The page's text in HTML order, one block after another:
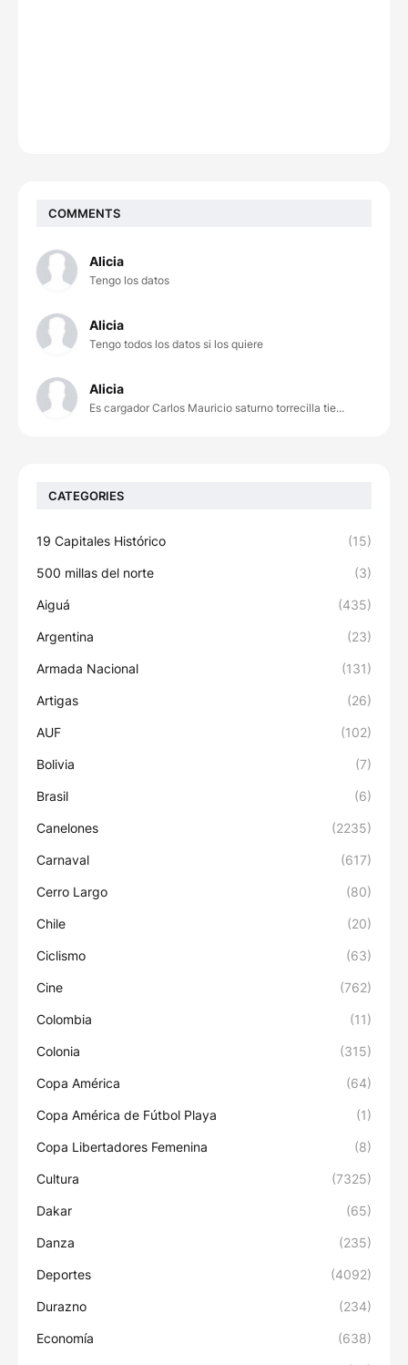
COMMENTS
Alicia
Tengo los datos
Alicia
Tengo todos los datos si los quiere
Alicia
Es cargador Carlos Mauricio saturno torrecilla tie...
CATEGORIES
19 Capitales Histórico (15)
500 millas del norte (3)
Aiguá (435)
Argentina (23)
Armada Nacional (131)
Artigas (26)
AUF (102)
Bolivia (7)
Brasil (6)
Canelones (2235)
Carnaval (617)
Cerro Largo (80)
Chile (20)
Ciclismo (63)
Cine (762)
Colombia (11)
Colonia (315)
Copa América (64)
Copa América de Fútbol Playa (1)
Copa Libertadores Femenina (8)
Cultura (7325)
Dakar (65)
Danza (235)
Deportes (4092)
Durazno (234)
Economía (638)